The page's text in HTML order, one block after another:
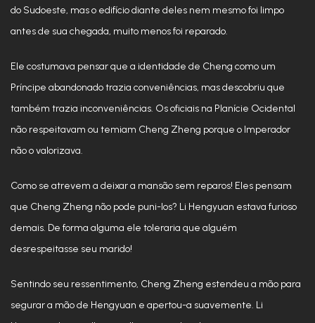
do Sudoeste, mas o edifício diante deles nem mesmo foi limpo
antes de sua chegada, muito menos foi reparado.
Ele costumava pensar que a identidade de Cheng como um
Príncipe abandonado trazia conveniências, mas descobriu que
também trazia inconveniências. Os oficiais na Planície Ocidental
não respeitavam ou temiam Cheng Zheng porque o Imperador
não o valorizava.
Como se atrevem a deixar a mansão sem reparos! Eles pensam
que Cheng Zheng não pode puni-los? Li Hengyuan estava furioso
demais. De forma alguma ele toleraria que alguém
desrespeitasse seu marido!
Sentindo seu ressentimento, Cheng Zheng estendeu a mão para
segurar a mão de Hengyuan e apertou-a suavemente. Li